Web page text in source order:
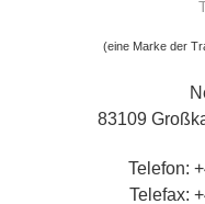
(eine Marke der
83109
Telefon:
Telefax: